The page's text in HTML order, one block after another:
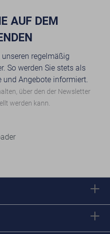
AUF DEM
regelmäßig
So werden Sie stets als
und Angebote informiert.
über den der Newsletter
werden kann.